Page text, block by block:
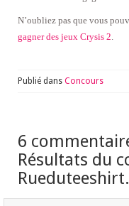
N’oubliez pas que vous
gagner des jeux Crysis 2.
Publié dans Concours
6
Résultats du